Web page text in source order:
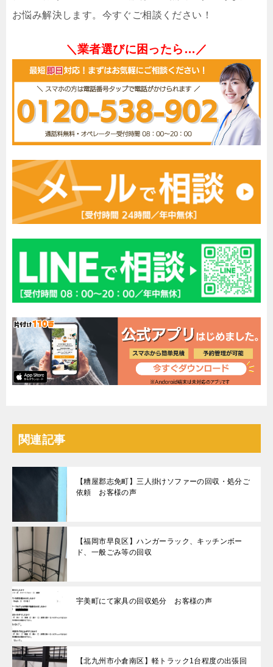
お悩み解決します。今すぐご相談ください！
＼業者選びに困ったら…／
関連記事
【糟屋郡志免町】三人掛けソファーの回収・処分ご
依頼 お客様の声
【福岡市早良区】ハンガーラック、キッチンボー
ド、一般ごみ等の回収
宇美町にて家具の回収処分 お客様の声
【北九州市小倉南区】軽トラック1台程度の出張回